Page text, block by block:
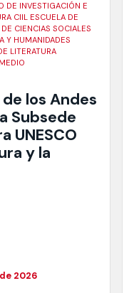
DE INVESTIGACIÓN E
CIIL ESCUELA DE
CIENCIAS SOCIALES
Y HUMANIDADES
LITERATURA
los Andes
Subsede
UNESCO
y la
2026